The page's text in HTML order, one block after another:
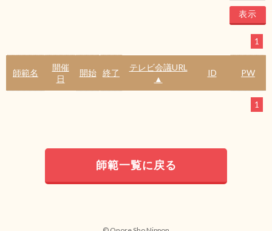
1
師範名
開催
日
開始 終了
テレビ会議URL
▲
ID PW
1
師範一覧に戻る